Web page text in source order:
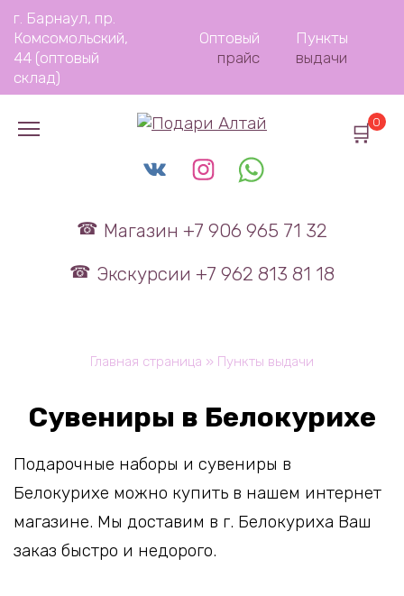
Перейти
содержанию
г. Барнаул, пр.
Комсомольский,
44 (оптовый
склад)
Оптовый
прайс
Пункты
выдачи
Магазин +7 906 965 71 32
Экскурсии +7 962 813 81 18
0
Главная страница » Пункты выдачи
Сувениры в Белокурихе
Подарочные наборы и сувениры в
Белокурихе можно купить в нашем интернет
магазине. Мы доставим в г. Белокуриха Ваш
заказ быстро и недорого.